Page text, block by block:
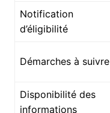
Notification
d’éligibilité
Démarches à suivre
Disponibilité des
informations